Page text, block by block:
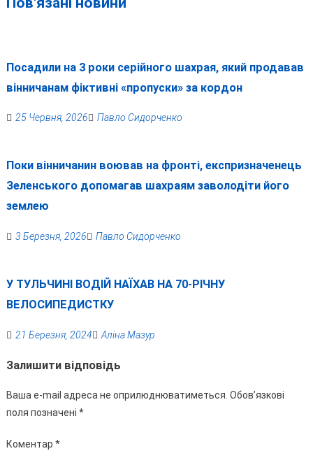
Посадили на 3 роки серійного шахрая, який продавав
вінничанам фіктивні «пропуски» за кордон
25 Червня, 2026 Павло Сидорченко
Поки вінничанин воював на фронті, експризначенець
Зеленського допомагав шахраям заволодіти його
землею
3 Березня, 2026 Павло Сидорченко
У ТУЛЬЧИНІ ВОДІЙ НАЇХАВ НА 70-РІЧНУ
ВЕЛОСИПЕДИСТКУ
21 Березня, 2024 Аліна Мазур
Залишити відповідь
Ваша e-mail адреса не оприлюднюватиметься. Обов’язкові
поля позначені *
Коментар *